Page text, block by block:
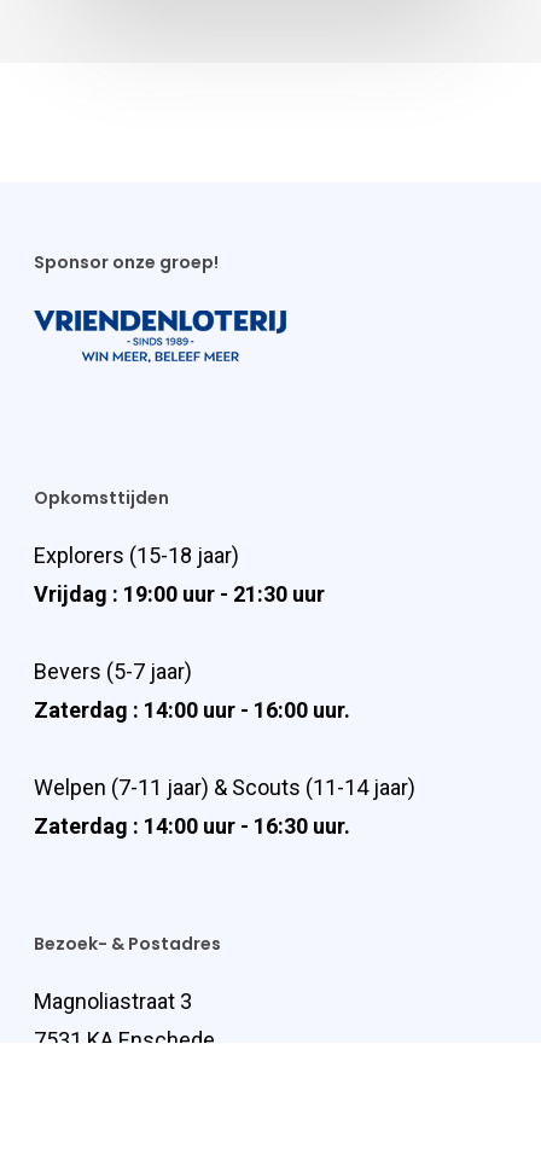
Sponsor onze groep!
Opkomsttijden
Explorers (15-18 jaar)
Vrijdag : 19:00 uur - 21:30 uur
Bevers (5-7 jaar)
Zaterdag : 14:00 uur - 16:00 uur.
Welpen (7-11 jaar) & Scouts (11-14 jaar)
Zaterdag : 14:00 uur - 16:30 uur.
Bezoek- & Postadres
Magnoliastraat 3
7531 KA Enschede